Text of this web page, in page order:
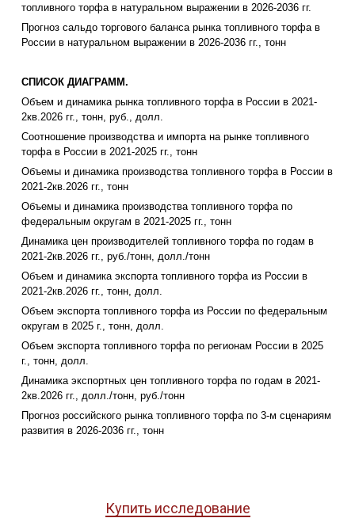
топливного торфа в натуральном выражении в 2026-2036 гг.
Прогноз сальдо торгового баланса рынка топливного торфа в
России в натуральном выражении в 2026-2036 гг., тонн
СПИСОК ДИАГРАММ.
Объем и динамика рынка топливного торфа в России в 2021-
2кв.2026 гг., тонн, руб., долл.
Соотношение производства и импорта на рынке топливного
торфа в России в 2021-2025 гг., тонн
Объемы и динамика производства топливного торфа в России в
2021-2кв.2026 гг., тонн
Объемы и динамика производства топливного торфа по
федеральным округам в 2021-2025 гг., тонн
Динамика цен производителей топливного торфа по годам в
2021-2кв.2026 гг., руб./тонн, долл./тонн
Объем и динамика экспорта топливного торфа из России в
2021-2кв.2026 гг., тонн, долл.
Объем экспорта топливного торфа из России по федеральным
округам в 2025 г., тонн, долл.
Объем экспорта топливного торфа по регионам России в 2025
г., тонн, долл.
Динамика экспортных цен топливного торфа по годам в 2021-
2кв.2026 гг., долл./тонн, руб./тонн
Прогноз российского рынка топливного торфа по 3-м сценариям
развития в 2026-2036 гг., тонн
Купить исследование